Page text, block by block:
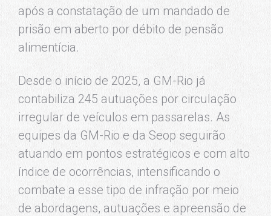
após a constatação de um mandado de
prisão em aberto por débito de pensão
alimentícia.
Desde o início de 2025, a GM-Rio já
contabiliza 245 autuações por circulação
irregular de veículos em passarelas. As
equipes da GM-Rio e da Seop seguirão
atuando em pontos estratégicos e com alto
índice de ocorrências, intensificando o
combate a esse tipo de infração por meio
de abordagens, autuações e apreensão de